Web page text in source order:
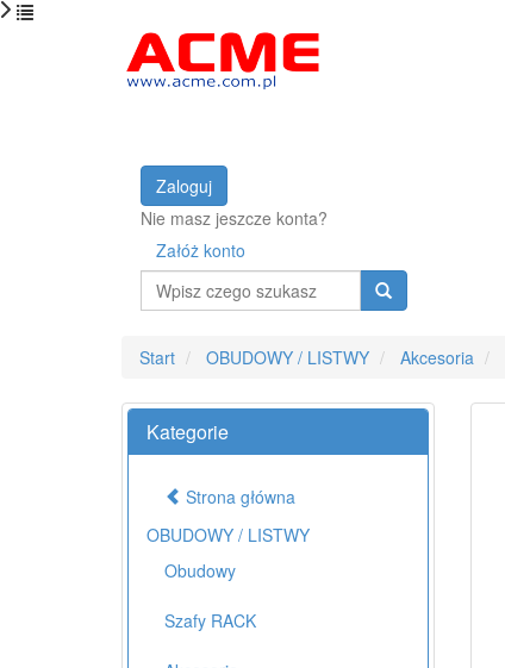
Zaloguj
Nie masz jeszcze konta?
Załóż konto
Wyszukaj
Start OBUDOWY / LISTWY Akcesoria
Kategorie
Strona główna
OBUDOWY / LISTWY
Obudowy
Szafy RACK